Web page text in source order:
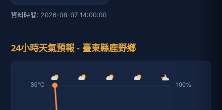
資料時間: 2026-08-07 14:00:00
24小時天氣預報 - 臺東縣鹿野鄉